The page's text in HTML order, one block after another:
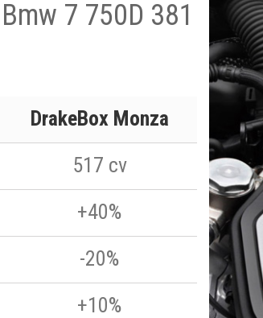
7 750D 381
DrakeBox Monza
517 cv
+40%
-20%
+10%